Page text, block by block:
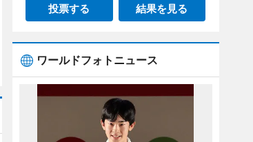
投票する 結果を見る
ワールドフォトニュース